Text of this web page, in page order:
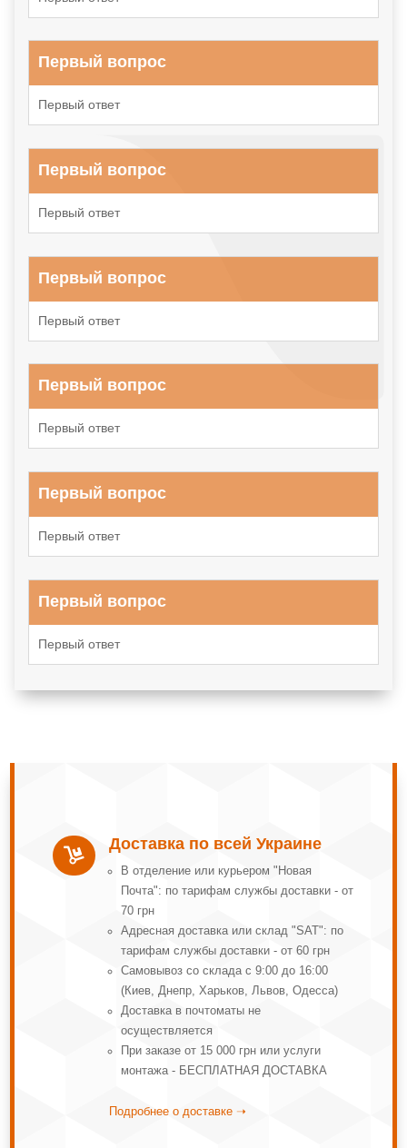
Первый вопрос
Первый ответ
Первый вопрос
Первый ответ
Первый вопрос
Первый ответ
Первый вопрос
Первый ответ
Первый вопрос
Первый ответ
Первый вопрос
Первый ответ

Доставка по всей Украине
В отделение или курьером "Новая
Почта": по тарифам службы доставки - от
70 грн
Адресная доставка или склад "SAT": по
тарифам службы доставки - от 60 грн
Самовывоз со склада с 9:00 до 16:00
(Киев, Днепр, Харьков, Львов, Одесса)
Доставка в почтоматы не
осуществляется
При заказе от 15 000 грн или услуги
монтажа - БЕСПЛАТНАЯ ДОСТАВКА
Подробнее о доставке ➝